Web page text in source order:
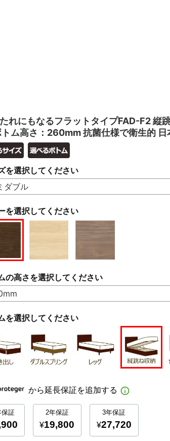
れにもなるフラットタイプFAD-F2 縦
トム高さ：260mm 抗菌仕様で衛生的 日
を選択してください
を選択してください
の高さを選択してください
を選択してください